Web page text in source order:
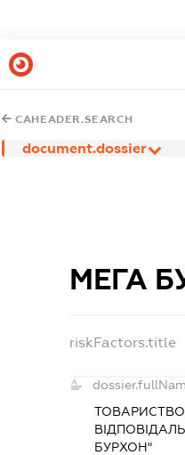
CAHEADER.SEARCH
document.dossier
МЕГА
riskFactors.title
БУРХОН"